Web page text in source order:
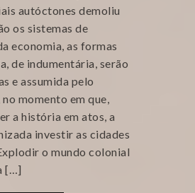
autóctones demoliu
os sistemas de
economia, as formas
de indumentária, serão
e assumida pelo
momento em que,
a história em atos, a
investir as cidades
o mundo colonial
[…]